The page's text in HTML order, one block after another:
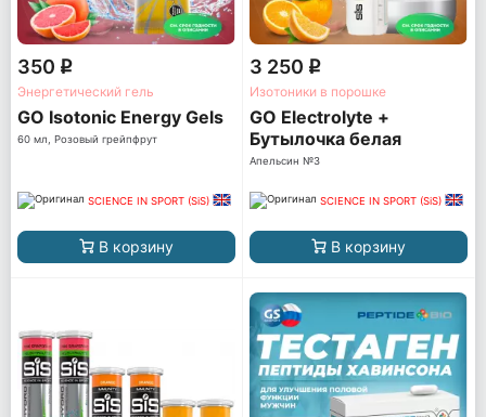
350 q
Энергетический гель
GO Isotonic Energy Gels
60 мл, Розовый грейпфрут
SCIENCE IN SPORT (SiS)
В корзину
3 250 q
Изотоники в порошке
GO Electrolyte +
Бутылочка белая
Апельсин №3
SCIENCE IN SPORT (SiS)
В корзину